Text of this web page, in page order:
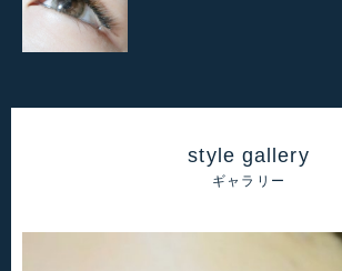
style gallery
ギャラリー